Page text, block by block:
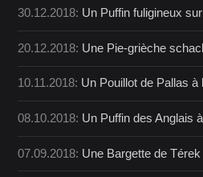
30.12.2018: Un Puffin fuligineux
20.12.2018: Une Pie-grièche
10.11.2018: Un Pouillot de Pallas à
08.10.2018: Un Puffin des Anglais
07.09.2018: Une Bargette de